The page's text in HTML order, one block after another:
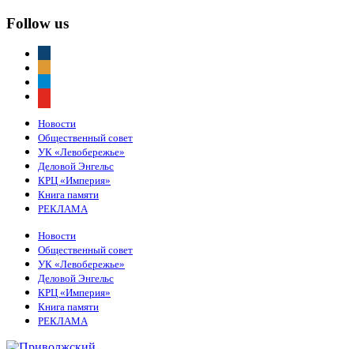
Follow us
Новости
Общественный совет
УК «Левобережье»
Деловой Энгельс
КРЦ «Империя»
Книга памяти
РЕКЛАМА
Новости
Общественный совет
УК «Левобережье»
Деловой Энгельс
КРЦ «Империя»
Книга памяти
РЕКЛАМА